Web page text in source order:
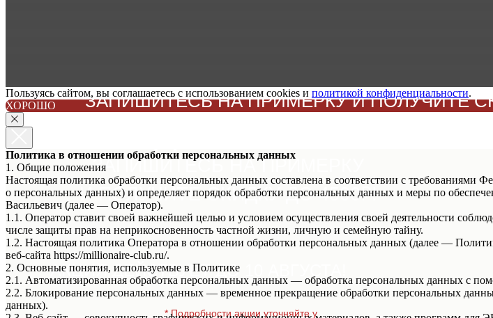
ЗАПИШИТЕСЬ НА ПРИМЕРКУ И ПОЛУЧИТЕ
НЕ ЗАБУДЬТЕ ЗАБРАТЬ
ЗАПИШИТЕСЬ НА ПРИМЕРКУ
И ПОЛУЧИТЕ СКИДКУ ДО 4500₽!
АКЦИЯ ДЕЙСТВУЕТ ДО 10 АВГУСТА!
* Подробности акции уточняйте у
Пользуясь сайтом, вы соглашаетесь с использованием cookies и политикой конфиденциальности.
ХОРОШО
Политика в отношении обработки персональных данных
1. Общие положения
Настоящая политика обработки персональных данных составлена в соответствии с
о персональных данных) и определяет порядок обработки персональных данных и меры по
Васильевич (далее — Оператор).
1.1. Оператор ставит своей важнейшей целью и условием осуществления своей деятельности
числе защиты прав на неприкосновенность частной жизни, личную и семейную тайну.
1.2. Настоящая политика Оператора в отношении обработки персональных данных (далее —
веб-сайта https://millionaire-club.ru/.
2. Основные понятия, используемые в Политике
2.1. Автоматизированная обработка персональных данных — обработка персональных данных с
2.2. Блокирование персональных данных — временное прекращение обработки персональных
данных).